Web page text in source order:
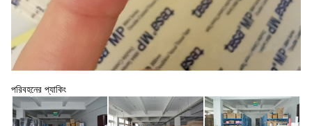
পরিবহনের প্যাকিং